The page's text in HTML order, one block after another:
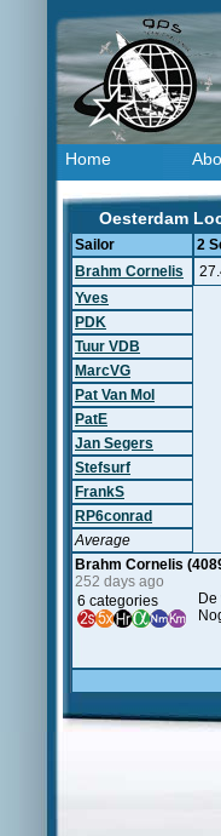
Home
Oesterdam
Sailor 2
Brahm Cornelis
Yves
PDK
Tuur VDB
MarcVG
Pat Van Mol
PatE
Jan Segers
Stefsurf
FrankS
RP6conrad
Average
Brahm Cornelis
252 days ago
6 categories